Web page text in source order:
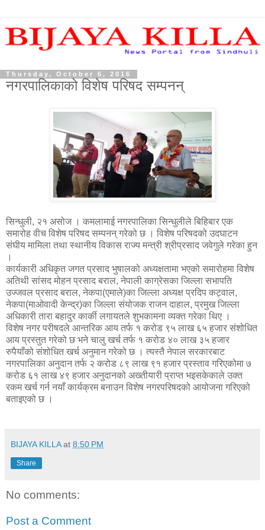
Thursday, October 6, 2016
नगरपालिकाको विशेष परिषद सम्पनन्
सिन्धुली, २१ असोज । कमलामाई नगरपालिका सिन्धुलीले बिहिबार एक
समारोह वीच विशेष परिषद सम्पनन् गरेको छ । विशेष परिषदको उदघाटन
संघीय मामिला तथा स्थानीय विकास राज्य मन्त्री श्रीप्रसाद जवेगुले गरेका हुन
।
कार्यकारी अधिकृत जगत प्रसाद भुषालको अध्यक्षतामा भएको समारोहमा विशेष
अतिथी सांसद मोहन प्रसाद बराल, नेपाली काग्रेसका जिल्ला सभापति
उज्जवल प्रसाद बराल, नेकपा(एमाले)का जिल्ला अध्यक्ष प्रदिप कट्वाल,
नेकपा(माओवादी केन्द्र)का जिल्ला संयोजक राजन दाहाल, प्रमुख जिल्ला
अधिकारी तारा बहादुर कार्की लगायतले शुभकामना व्यक्त गरेका थिए ।
विशेष नगर परीषदले आन्तरिक आय तर्फ १ करोड ९५ लाख ६५ हजार संशोधित
आय प्रस्तुत गरेको छ भने चालु खर्च तर्फ १ करोड ४० लाख ३५ हजार
रुपैयाँको संशोधित खर्च अनुमान गरेको छ । त्यस्तै नेपाल सरकारबाट
नगरपालिका अनुदान तर्फ २ करोड ८९ लाख ९१ हजार प्रस्ताव गरिएकोमा ७
करोड ६१ लाख ४९ हजार अनुदानको अख्तीयारी प्राप्त भइसकेकाले उक्त
रकम खर्च गर्न नयाँ कार्यक्रम बनाउन विशेष नगरपरिषदको आयोजना गरिएको
बताइएको छ ।
BIJAYA KILLAat 8:50 PM
Share
No comments:
Post a Comment